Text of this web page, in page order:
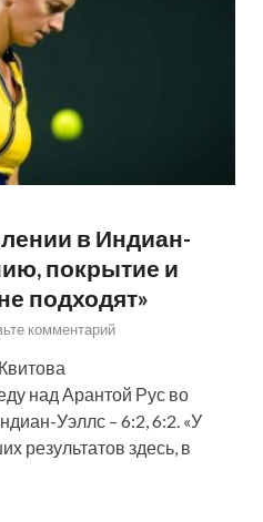
в Индиан-
покрытие и
подходят»
комментарий
над Арантой Рус во
Уэллс – 6:2, 6:2. «У
результатов здесь, в